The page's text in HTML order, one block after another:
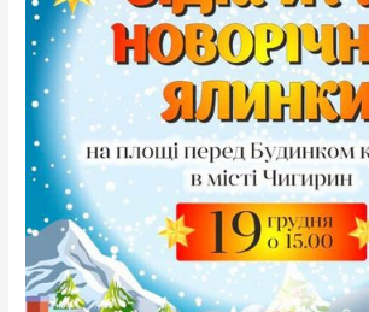
територіальної
громади!